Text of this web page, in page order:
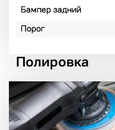
Бампер задний
Порог
Полировка